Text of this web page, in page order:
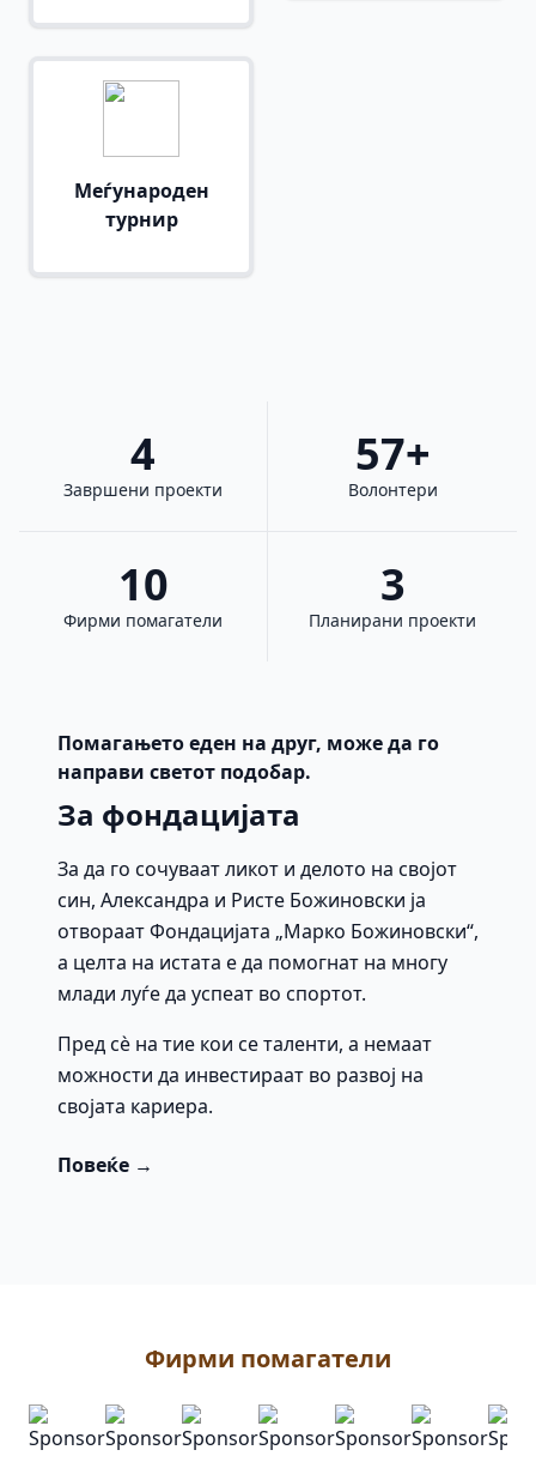
Меѓународен
турнир
4
Завршени проекти
57+
Волонтери
10
Фирми помагатели
3
Планирани проекти
Помагањето еден на друг, може да го
направи светот подобар.
За фондацијата
За да го сочуваат ликот и делото на својот
син, Александра и Ристе Божиновски ја
отвораат Фондацијата „Марко Божиновски“,
а целта на истата е да помогнат на многу
млади луѓе да успеат во спортот.
Пред сè на тие кои се таленти, а немаат
можности да инвестираат во развој на
својата кариера.
Повеќе →
Фирми помагатели